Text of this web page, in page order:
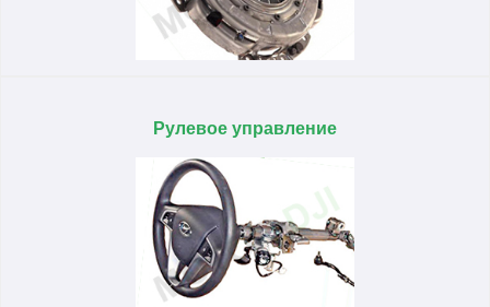
Рулевое управление